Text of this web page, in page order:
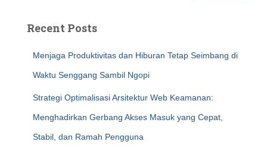
Recent Posts
Menjaga Produktivitas dan Hiburan Tetap Seimbang di
Waktu Senggang Sambil Ngopi
Strategi Optimalisasi Arsitektur Web Keamanan:
Menghadirkan Gerbang Akses Masuk yang Cepat,
Stabil, dan Ramah Pengguna